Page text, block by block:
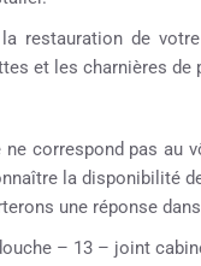
restauration de
et les charnières
correspond pas au
la disponibilité
une réponse
– 13 – joint